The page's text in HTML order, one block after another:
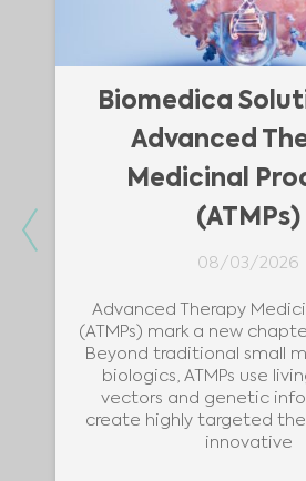
Biomedica
Advanced
Medicinal
(ATMPs)
08/03/2026
Advanced Therapy
(ATMPs) mark a new
Beyond traditional small
biologics, ATMPs use
vectors and genetic
create highly targeted
innovative